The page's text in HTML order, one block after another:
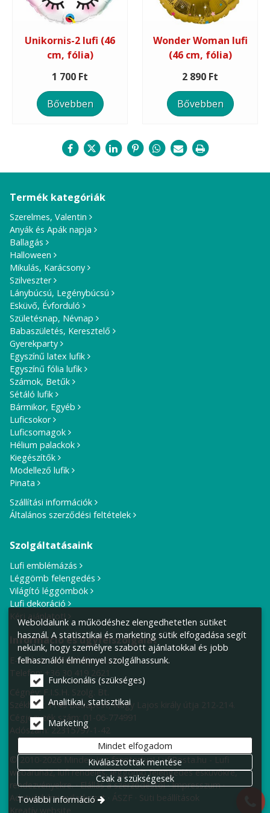
Unikornis-2 lufi (46
cm, fólia)
1 700 Ft
Bővebben
Wonder Woman lufi
(46 cm, fólia)
2 890 Ft
Bővebben
Termék kategóriák
Szerelmes, Valentin
Anyák és Apák napja
Ballagás
Halloween
Mikulás, Karácsony
Szilveszter
Lánybúcsú, Legénybúcsú
Esküvő, Évforduló
Születésnap, Névnap
Babaszületés, Keresztelő
Gyerekparty
Egyszínű latex lufik
Egyszínű fólia lufik
Számok, Betűk
Sétáló lufik
Bármikor, Egyéb
Luficsokor
Luficsomagok
Hélium palackok
Kiegészítők
Modellező lufik
Pinata
Szállítási információk
Általános szerződési feltételek
Szolgáltatásaink
Lufi emblémázás
Léggömb felengedés
Világító léggömbök
Lufi dekoráció
Kérj ajánlatot!
Információ és ügyfélszolgálat
E-mail cím:info@lufiposta.hu
Telefon:+36 30 419 2621
Cégnév: F.I.S.H. Szolg. Bt.
Székhely: 1149 Budapest, Nagy Lajos király útja 212-214.
Cégjegyzék szám: 01-06-774991
Adószám: 22315797-1-42
© 2010-2026 Minden jog fenntartva! LufiPosta.hu - Lufi
webáruház, lufi rendelés, léggömb felengedés esküvőkre,
rendezvényekre. Elállás a szerződéstől Impresszum
Adatvédelmi nyilatkozat
ÁSZF
Süti beállítások
Kreatív website
Weboldalunk a működéshez elengedhetetlen sütiket
használ. A statisztikai és marketing sütik elfogadása segít
nekünk, hogy személyre szabott ajánlatokkal és jobb
felhasználói élménnyel szolgálhassunk.
Funkcionális (szükséges)
Analitikai, statisztikai
Marketing
Mindet elfogadom
Kiválasztottak mentése
Csak a szükségesek
További információ